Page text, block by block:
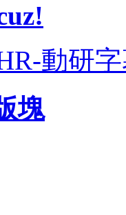
動研
塊